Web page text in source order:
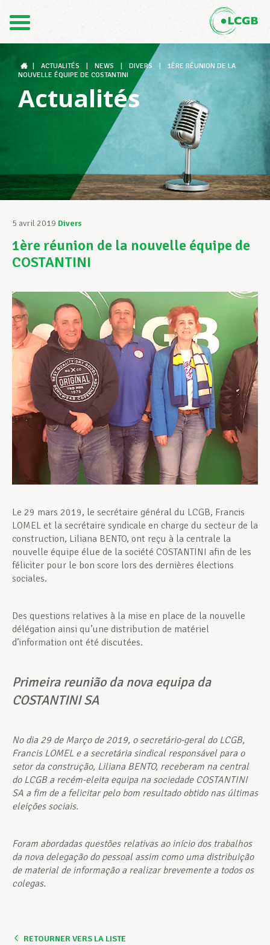
DE
Le LCGB
Structures syndicales
Assistance au Travail
Vos droits
Assistance en vie privée
Développement professionnel
Devenir Membre
Actualités
ACTUALITÉS NEWS DIVERS
1ÈRE RÉUNION DE LA
NOUVELLE ÉQUIPE DE COSTANTINI
Actualités
5 avril 2019 Divers
1ère réunion de la nouvelle équipe de
COSTANTINI
Le 29 mars 2019, le secrétaire général du LCGB, Francis
LOMEL et la secrétaire syndicale en charge du secteur de la
construction, Liliana BENTO, ont reçu à la centrale la
nouvelle équipe élue de la société COSTANTINI afin de les
féliciter pour le bon score lors des dernières élections
sociales.
Des questions relatives à la mise en place de la nouvelle
délégation ainsi qu’une distribution de matériel
d’information ont été discutées.
Primeira reunião da nova equipa da
COSTANTINI SA
No dia 29 de Março de 2019, o secretário-geral do LCGB,
Francis LOMEL e a secretária sindical responsável para o
setor da construção, Liliana BENTO, receberam na central
do LCGB a recém-eleita equipa na sociedade COSTANTINI
SA a fim de a felicitar pelo bom resultado obtido nas últimas
eleições sociais.
Foram abordadas questões relativas ao início dos trabalhos
da nova delegação do pessoal assim como uma distribuição
de material de informação a realizar brevemente a todos os
colegas.
RETOURNER VERS LA LISTE